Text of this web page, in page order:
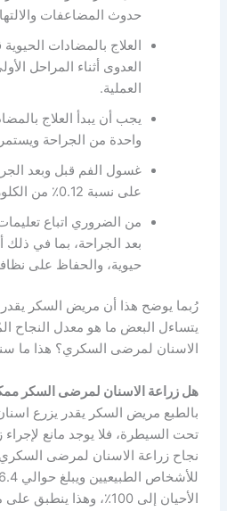
حدوث المضاعفات
العلاج بالمضادات
العدوى أثناء المراحل
العملية.
يجب أن يبدأ العلاج
واحدة من الجراحة
غسول الفم قبل وبعد
على نسبة 0.12٪ من الكلورهيكسيدين جلوكونات.
من الضروري اتباع
بعد الجراحة، بما في ذلك
حيوية، والحفاظ على
رُبما يوضح هذا أن مريض السكر يقدر
يتساءل البعض ما هو معدل النجاح
الاسنان لمرضى السكري؟ هذا ما
هل زراعة الاسنان لمرضى السكر
بالطبع مريض السكر يقدر يزرع
تحت السيطرة، فلا يوجد مانع لإجراء
نجاح زراعة الاسنان لمرضى
الأحيان إلى 100٪، وهذا